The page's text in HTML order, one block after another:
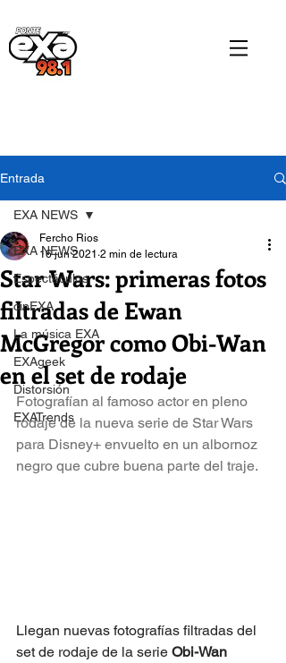
Entrada
EXA NEWS
Espectáculos
cinEXA
La música EXA
EXAgeek
Distorsión
EXATrends
EXA NEWS
Star Wars: primeras fotos
filtradas de Ewan
McGregor como Obi-Wan
en el set de rodaje
Fercho Rios
16 jun 2021 2 min de lectura
Fotografían al famoso actor en pleno
rodaje de la nueva serie de Star Wars
para Disney+ envuelto en un albornoz
negro que cubre buena parte del traje.
Llegan nuevas fotografías filtradas del
set de rodaje de la serie Obi-Wan